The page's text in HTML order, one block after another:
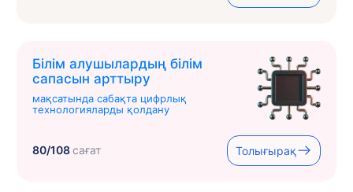
Білім алушылардың білім
сапасын арттыру
мақсатында сабақта цифрлық
технологияларды қолдану
80/108сағат Толығырақ